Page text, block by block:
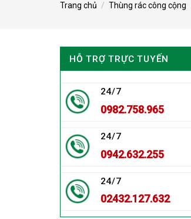
Trang chủ / Thùng rác công cộng
HỖ TRỢ TRỰC TUYẾN
24/7
0982.758.965
24/7
0942.632.255
24/7
02432.127.632